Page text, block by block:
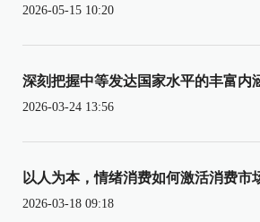
2026-05-15 10:20
深刻把握中等发达国家水平的丰富内
2026-03-24 13:56
以人为本，情绪消费如何激活消费市
2026-03-18 09:18